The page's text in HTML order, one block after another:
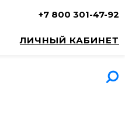
+7 800 301-47-92
ЛИЧНЫЙ КАБИНЕТ